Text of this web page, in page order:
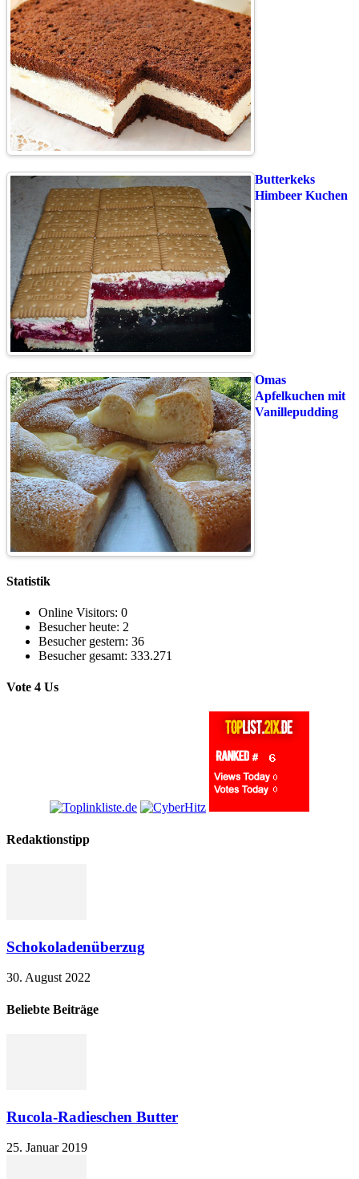
Butterkeks
Himbeer Kuchen
Omas
Apfelkuchen mit
Vanillepudding
Statistik
Online Visitors: 0
Besucher heute: 2
Besucher gestern: 36
Besucher gesamt: 333.271
Vote 4 Us
Redaktionstipp
Schokoladenüberzug
30. August 2022
Beliebte Beiträge
Rucola-Radieschen Butter
25. Januar 2019